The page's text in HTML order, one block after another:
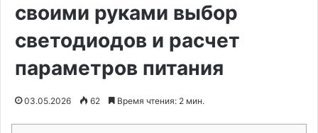
своими руками выбор
светодиодов и расчет
параметров питания
03.05.2026 62 Время чтения: 2 мин.